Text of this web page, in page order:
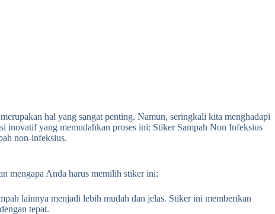
hal yang sangat penting. Namun, seringkali kita menghadapi
inovatif yang memudahkan proses ini: Stiker Sampah Non Infeksius
non-infeksius.
mengapa Anda harus memilih stiker ini:
lainnya menjadi lebih mudah dan jelas. Stiker ini memberikan
tepat.